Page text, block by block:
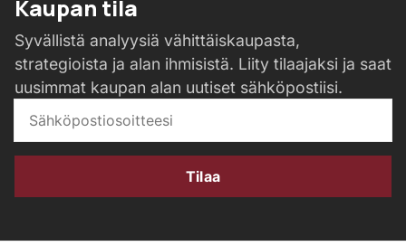
Kaupan tila
Syvällistä analyysiä vähittäiskaupasta,
strategioista ja alan ihmisistä. Liity tilaajaksi ja saat
uusimmat kaupan alan uutiset sähköpostiisi.
Tilaa